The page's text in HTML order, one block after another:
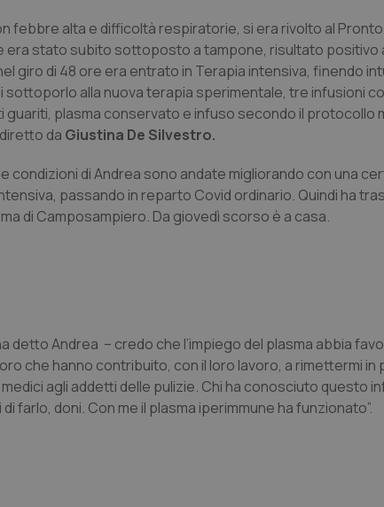
febbre alta e difficoltà respiratorie, si era rivolto al
era stato subito sottoposto a tampone, risultato positivo
giro di 48 ore era entrato in Terapia intensiva, finendo
sottoporlo alla nuova terapia sperimentale, tre infusioni
guariti, plasma conservato e infuso secondo il protocollo
da Giustina De Silvestro.
di Andrea sono andate migliorando con una
passando in reparto Covid ordinario. Quindi ha
di Camposampiero. Da giovedì scorso è a casa.
detto Andrea – credo che l’impiego del plasma abbia
che hanno contribuito, con il loro lavoro, a rimettermi in
agli addetti delle pulizie. Chi ha conosciuto questo
farlo, doni. Con me il plasma iperimmune ha funzionato”.